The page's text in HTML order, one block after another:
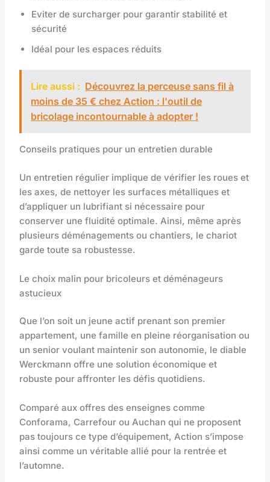
Eviter de surcharger pour garantir stabilité et
sécurité
Idéal pour les espaces réduits
Lire aussi : Découvrez la perceuse sans fil à
moins de 35 € chez Action : l'outil de
bricolage incontournable à adopter !
Conseils pratiques pour un entretien durable
Un entretien régulier implique de vérifier les roues et
les axes, de nettoyer les surfaces métalliques et
d’appliquer un lubrifiant si nécessaire pour
conserver une fluidité optimale. Ainsi, même après
plusieurs déménagements ou chantiers, le chariot
garde toute sa robustesse.
Le choix malin pour bricoleurs et déménageurs
astucieux
Que l’on soit un jeune actif prenant son premier
appartement, une famille en pleine réorganisation ou
un senior voulant maintenir son autonomie, le diable
Werckmann offre une solution économique et
robuste pour affronter les défis quotidiens.
Comparé aux offres des enseignes comme
Conforama, Carrefour ou Auchan qui ne proposent
pas toujours ce type d’équipement, Action s’impose
ainsi comme un véritable allié pour la rentrée et
l’automne.